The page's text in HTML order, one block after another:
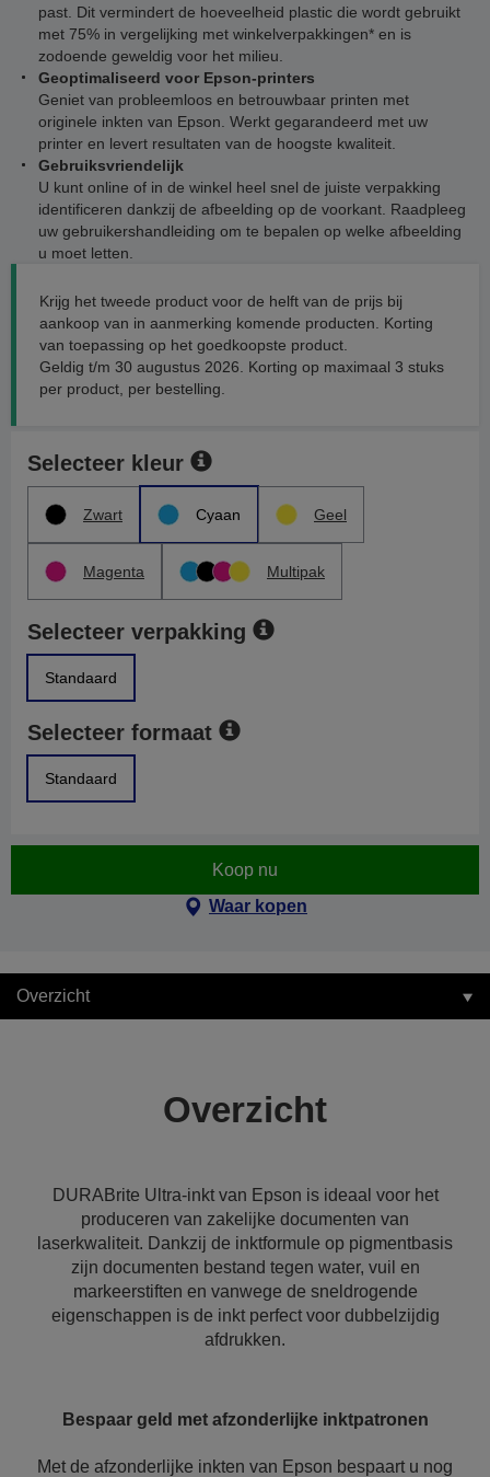
past. Dit vermindert de hoeveelheid plastic die wordt gebruikt
met 75% in vergelijking met winkelverpakkingen* en is
zodoende geweldig voor het milieu.
Geoptimaliseerd voor Epson-printers
Geniet van probleemloos en betrouwbaar printen met
originele inkten van Epson. Werkt gegarandeerd met uw
printer en levert resultaten van de hoogste kwaliteit.
Gebruiksvriendelijk
U kunt online of in de winkel heel snel de juiste verpakking
identificeren dankzij de afbeelding op de voorkant. Raadpleeg
uw gebruikershandleiding om te bepalen op welke afbeelding
u moet letten.
Krijg het tweede product voor de helft van de prijs bij
aankoop van in aanmerking komende producten. Korting
van toepassing op het goedkoopste product.
Geldig t/m 30 augustus 2026. Korting op maximaal 3 stuks
per product, per bestelling.
Selecteer kleur
Zwart Cyaan Geel
Magenta Multipak
Selecteer verpakking
Standaard
Selecteer formaat
Standaard
Koop nu
Waar kopen
Overzicht
Overzicht
DURABrite Ultra-inkt van Epson is ideaal voor het
produceren van zakelijke documenten van
laserkwaliteit. Dankzij de inktformule op pigmentbasis
zijn documenten bestand tegen water, vuil en
markeerstiften en vanwege de sneldrogende
eigenschappen is de inkt perfect voor dubbelzijdig
afdrukken.
Bespaar geld met afzonderlijke inktpatronen
Met de afzonderlijke inkten van Epson bespaart u nog